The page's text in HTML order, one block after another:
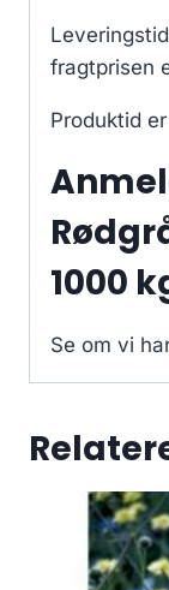
fragtprisen
Produktid er
1000
Se om vi